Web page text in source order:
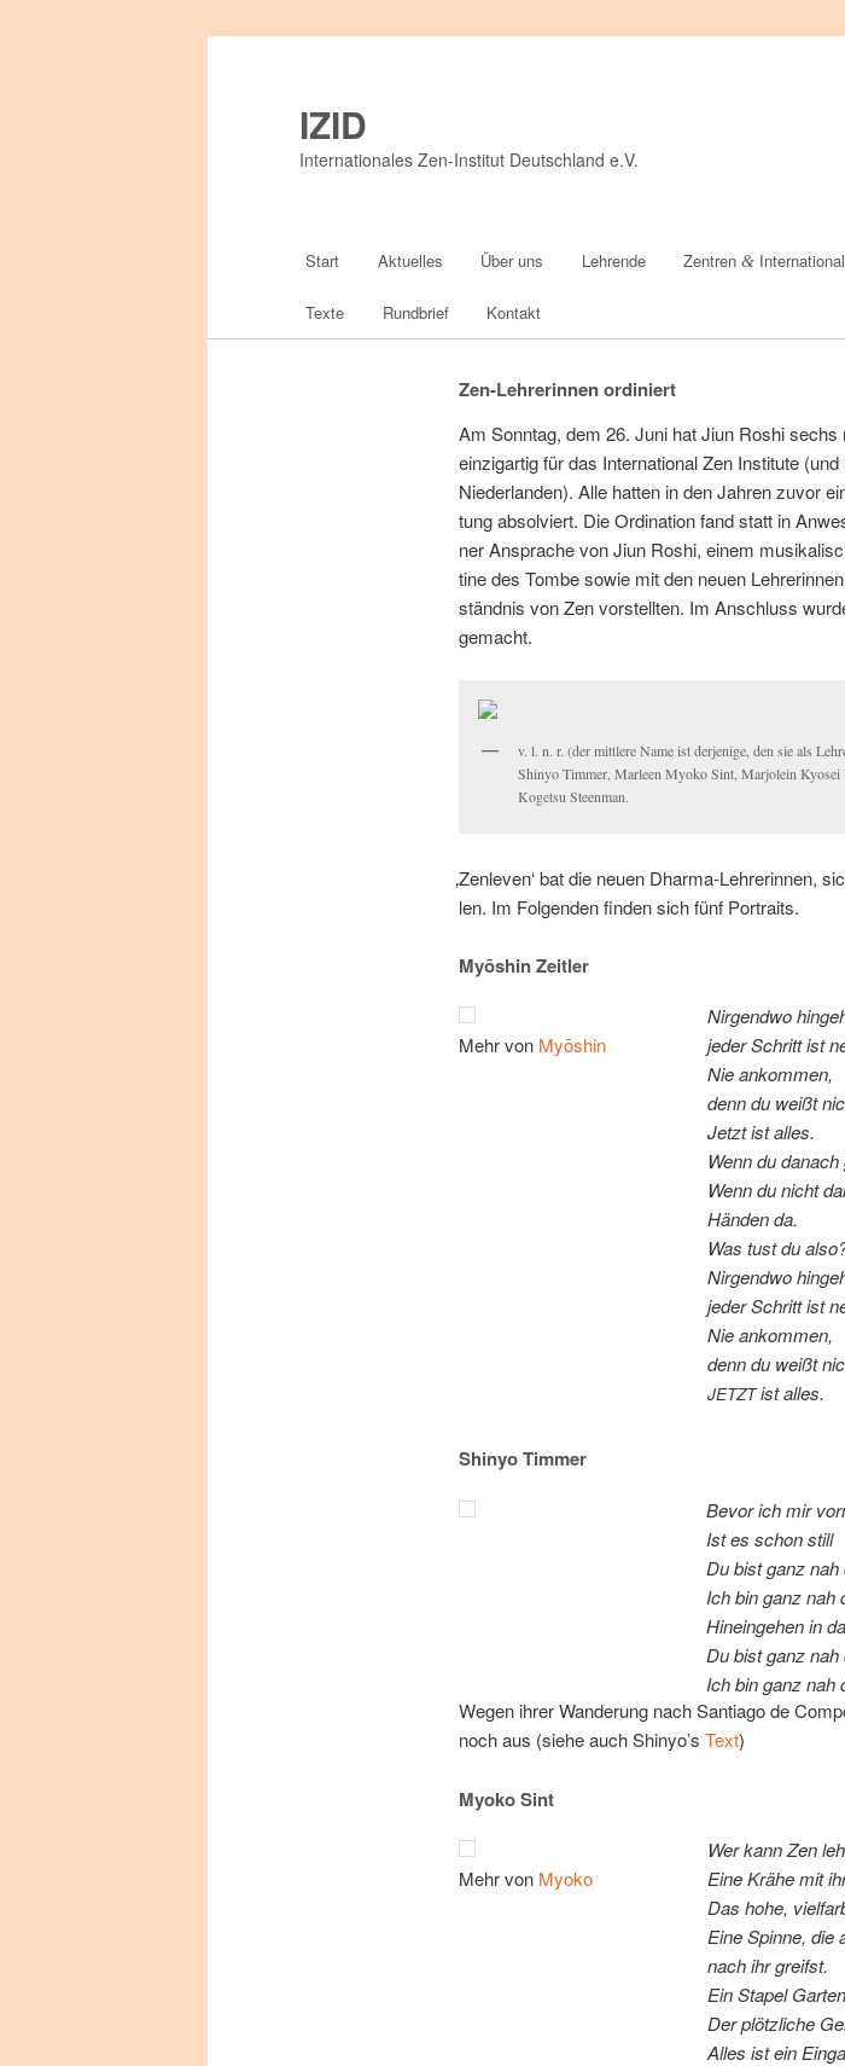
IZID
Internationales Zen-Institut Deutschland e.V.
Zum
primären
Start Aktuelles Über uns Lehrende Zentren&
Texte Rundbrief Kontakt
Zen-Lehrerinnen ordiniert
Am Sonn­tag, dem 26. Ju­ni hat Ji­un Ro­shi
ein­zig­ar­tig für das In­ter­na­tio­nal Zen In­sti­tu­te
Nie­der­lan­den). Al­le hat­ten in den Jah­ren zu­vor
tung ab­sol­viert. Die Or­di­na­ti­on fand statt in
ner An­spra­che von Ji­un Ro­shi, ei­nem
ti­ne des Tom­be so­wie mit den neu­en
ständ­nis von Zen vor­stell­ten. Im An­schluss
gemacht.
v. l. n. r. (der mitt­le­re Na­me ist der­je­ni­ge, den sie als
Shi­n­yo Tim­mer, Mar­leen Myo­ko Sint, Mar­jo­lein
Ko­getsu Steenman.
‚Zen­le­ven‘ bat die neu­en Dhar­ma-Leh­re­rin­nen,
len. Im Fol­gen­den fin­den sich fünf Portraits.
Myōshin Zeitler
Mehr von Myōs­hin
Nir­gend­wo
je­der Schritt ist
Nie ankommen,
denn du weißt
Jetzt ist alles.
Wenn du
Wenn du nicht
Hän­den da.
Was tust du
Nir­gend­wo
je­der Schritt ist
Nie ankommen,
denn du weißt
JETZTist alles.
Shinyo Timmer
Be­vor ich mir
Ist es schon still
Du bist ganz nah
Ich bin ganz nah
Hin­ein­ge­hen in
Du bist ganz nah
Ich bin ganz nah
We­gen ih­rer Wan­de­rung nach Sant­ia­go de
noch aus (sie­he auch Shinyo’s Text)
Myoko Sint
Mehr von Myo­ko
Wer kann Zen
Ei­ne Krä­he mit
Das ho­he,
Ei­ne Spin­ne, die
nach ihr greifst.
Ein Sta­pel
Der plötz­li­che
Al­les ist ein